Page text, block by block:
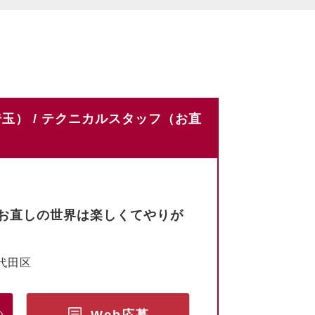
） / テクニカルスタッフ（お直
直しの世界は楽しくてやりが
田区